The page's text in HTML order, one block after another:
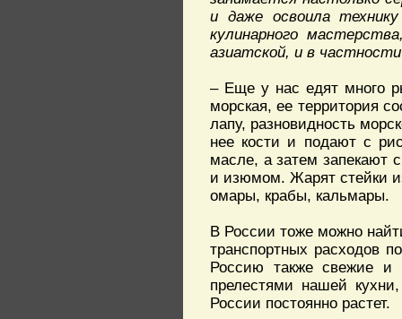
и даже освоила
кулинарного
азиатской, и в
– Еще у нас едят много
морская, ее территория
лапу, разновидность
нее кости и подают с
масле, а затем запекают
и изюмом. Жарят стейки
омары, крабы, кальмары.
В России тоже можно
транспортных расходов
Россию также свежие и
прелестями нашей
России постоянно растет.